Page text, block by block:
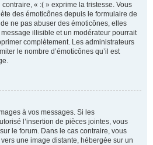
« :( » exprime la tristesse. Vous
des émoticônes depuis le formulaire de
ne pas abuser des émoticônes, elles
illisible et un modérateur pourrait
complètement. Les administrateurs
le nombre d’émoticônes qu’il est
à vos messages. Si les
l’insertion de pièces jointes, vous
le forum. Dans le cas contraire, vous
une image distante, hébergée sur un